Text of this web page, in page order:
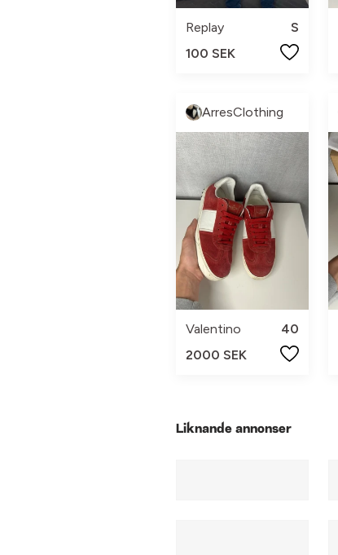
Replay
S
100 SEK
ArresClothing
Valentino
40
2000 SEK
Liknande annonser